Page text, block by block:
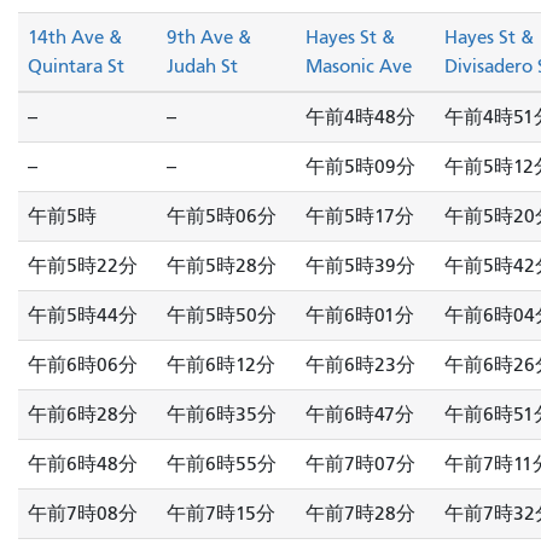
14th Ave &
Quintara St
9th Ave &
Judah St
Hayes St &
Masonic Ave
Hayes St &
Divisadero
-- -- 午前4時48分 午前4時51
-- -- 午前5時09分 午前5時12
午前5時 午前5時06分 午前5時17分 午前5時20
午前5時22分 午前5時28分 午前5時39分 午前5時42
午前5時44分 午前5時50分 午前6時01分 午前6時04
午前6時06分 午前6時12分 午前6時23分 午前6時26
午前6時28分 午前6時35分 午前6時47分 午前6時51
午前6時48分 午前6時55分 午前7時07分 午前7時11
午前7時08分 午前7時15分 午前7時28分 午前7時32